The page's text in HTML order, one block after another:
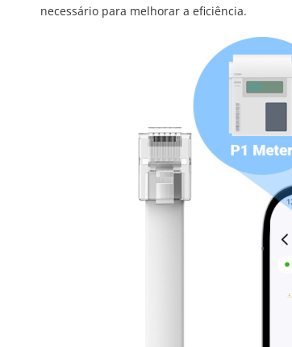
necessário para melhorar a eficiência.